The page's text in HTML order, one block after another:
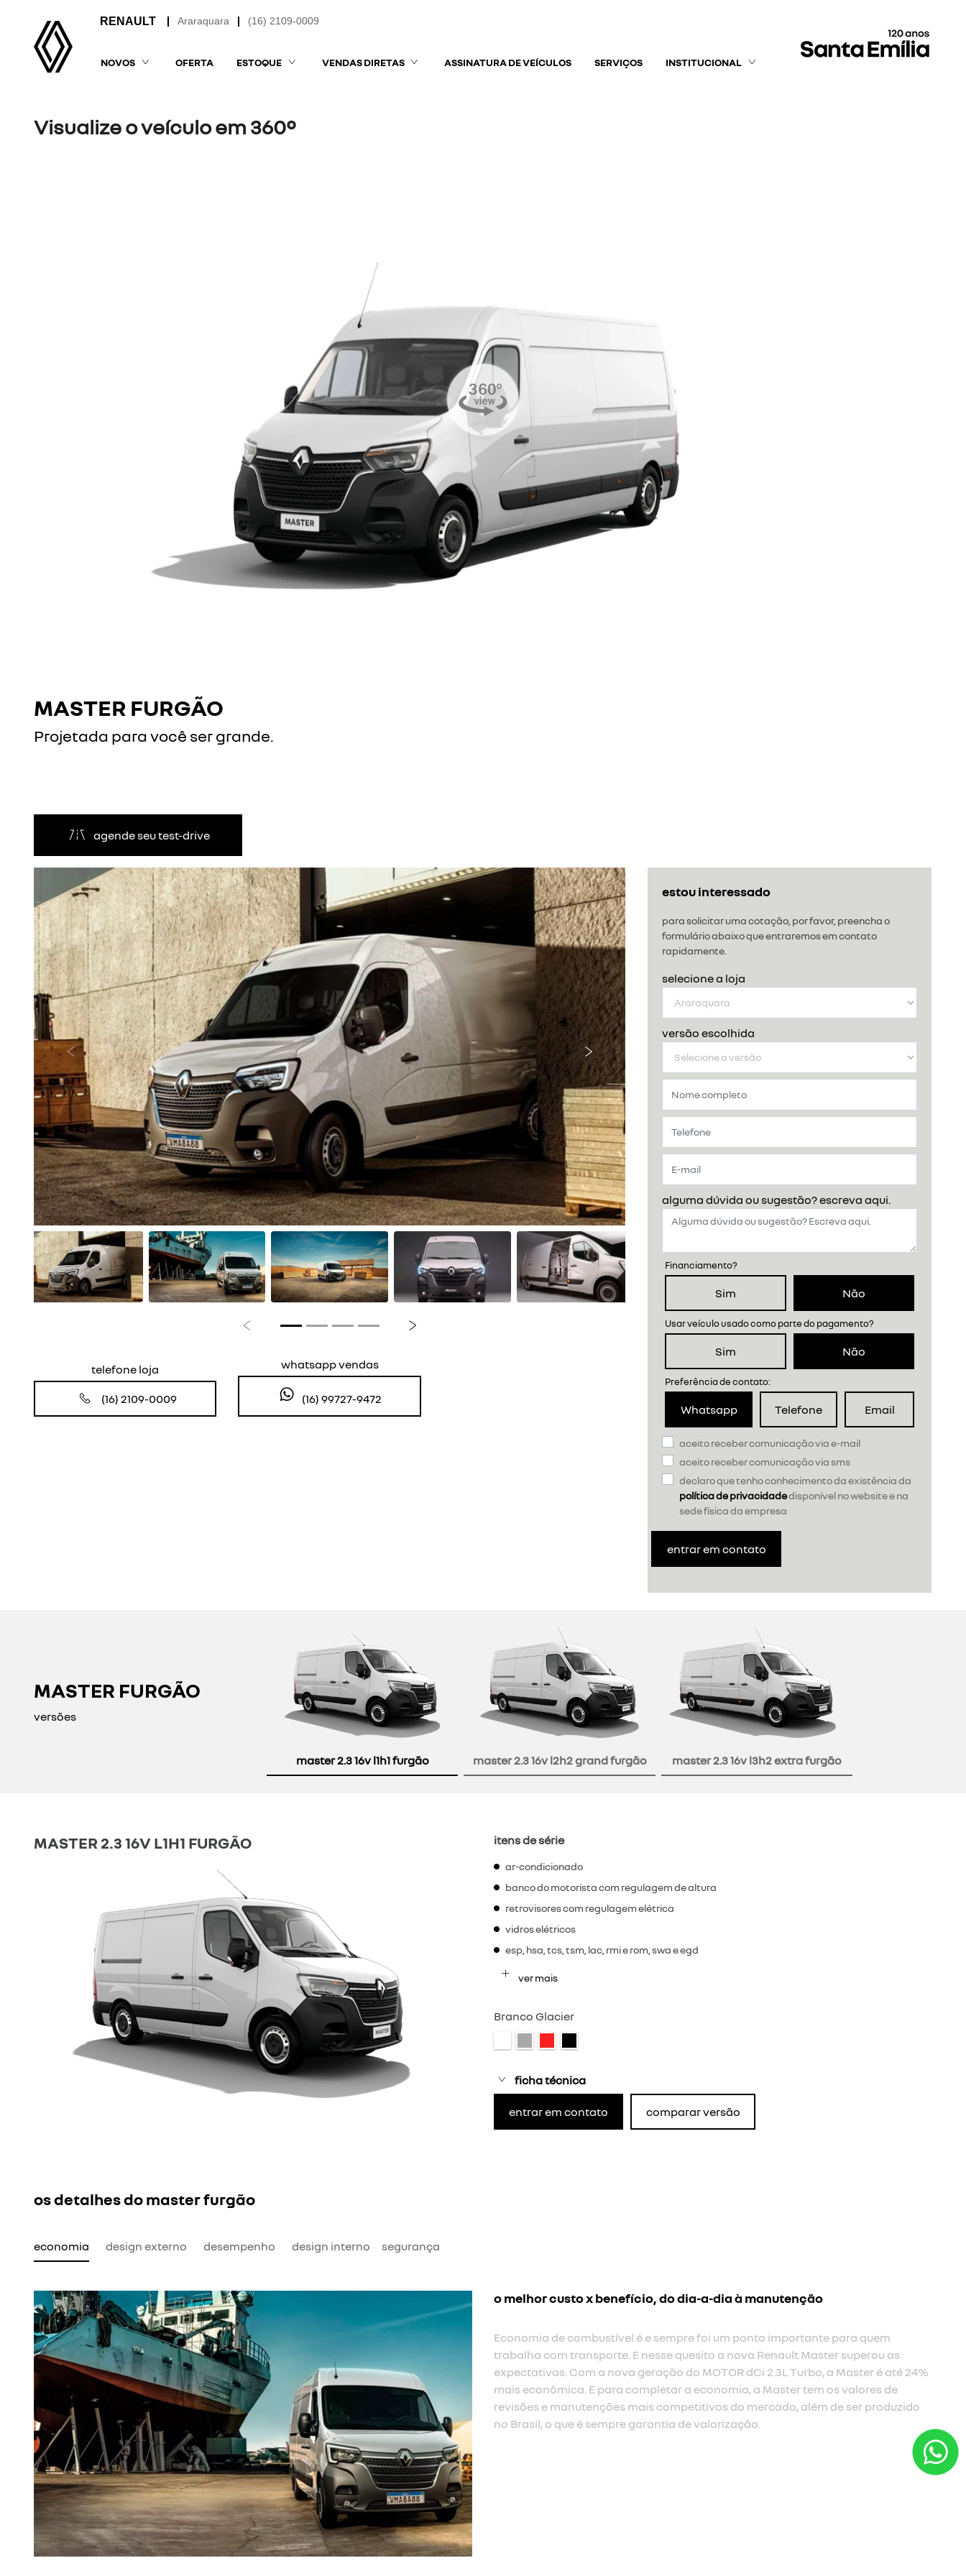
(16) 2109-0009
Araraquara
NOVOS OFERTA ESTOQUE VENDAS DIRETAS ASSINATURA DE VEÍCULOS SERVIÇOS INSTITUCIONAL
Visualize o veículo em 360°
MASTER FURGÃO
Projetada para você ser grande.
agende seu test-drive
estou interessado
para solicitar uma cotação, por favor, preencha o
formulário abaixo que entraremos em contato
rapidamente.
selecione a loja
versão escolhida
alguma dúvida ou sugestão? escreva aqui.
Financiamento?
Sim Não
Usar veículo usado como parte do pagamento?
Sim Não
Preferência de contato:
Whatsapp Telefone Email
aceito receber comunicação via e-mail
aceito receber comunicação via sms
declaro que tenho conhecimento da existência da
política de privacidadedisponível no website e na
sede física da empresa
entrar em contato
Anterior Próximo
Anterior Próximo
telefone loja
(16) 2109-0009
whatsapp vendas
(16) 99727-9472
MASTER FURGÃO
versões
master 2.3 16v l1h1 furgão master 2.3 16v l2h2 grand furgão master 2.3 16v l3h2 extra furgão
MASTER 2.3 16V L1H1 FURGÃO itens de série
ar-condicionado
banco do motorista com regulagem de altura
retrovisores com regulagem elétrica
vidros elétricos
esp, hsa, tcs, tsm, lac, rmi e rom, swa e egd
ver mais
Branco Glacier
ficha técnica
entrar em contato comparar versão
os detalhes do master furgão
economia design externo desempenho design interno segurança
o melhor custo x benefício, do dia-a-dia à manutenção
Economia de combustível é e sempre foi um ponto importante para quem
trabalha com transporte. E nesse quesito a nova Renault Master superou as
expectativas. Com a nova geração do MOTOR dCi 2.3L Turbo, a Master é até 24%
mais econômica. E para completar a economia, a Master tem os valores de
revisões e manutenções mais competitivos do mercado, além de ser produzido
no Brasil, o que é sempre garantia de valorização.